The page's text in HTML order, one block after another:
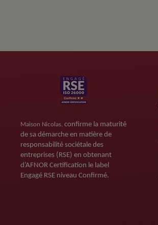
Maison Nicolas, confirme la maturité
de sa démarche en matière de
responsabilité sociétale des
entreprises (RSE) en obtenant
d’AFNOR Certification le label
Engagé RSE niveau Confirmé.